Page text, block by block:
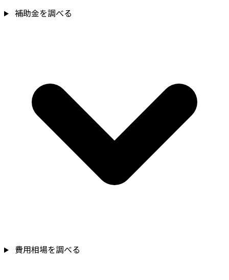
補助金を調べる
費用相場を調べる